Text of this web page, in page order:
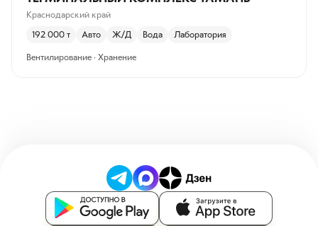
Краснодарский край
192 000 т Авто Ж/Д Вода Лаборатория
Вентилирование · Хранение